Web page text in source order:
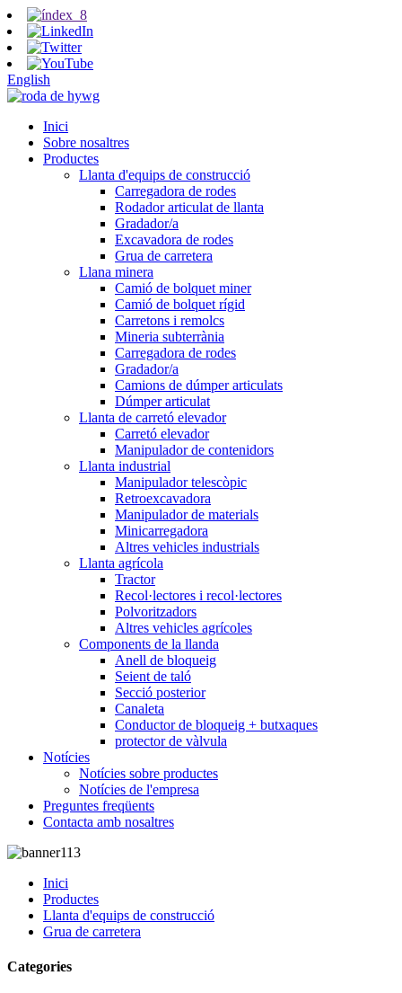
English
Inici
Sobre nosaltres
Productes
Llanta d'equips de construcció
Carregadora de rodes
Rodador articulat de llanta
Gradador/a
Excavadora de rodes
Grua de carretera
Llana minera
Camió de bolquet miner
Camió de bolquet rígid
Carretons i remolcs
Mineria subterrània
Carregadora de rodes
Gradador/a
Camions de dúmper articulats
Dúmper articulat
Llanta de carretó elevador
Carretó elevador
Manipulador de contenidors
Llanta industrial
Manipulador telescòpic
Retroexcavadora
Manipulador de materials
Minicarregadora
Altres vehicles industrials
Llanta agrícola
Tractor
Recol·lectores i recol·lectores
Polvoritzadors
Altres vehicles agrícoles
Components de la llanda
Anell de bloqueig
Seient de taló
Secció posterior
Canaleta
Conductor de bloqueig + butxaques
protector de vàlvula
Notícies
Notícies sobre productes
Notícies de l'empresa
Preguntes freqüents
Contacta amb nosaltres
Inici
Productes
Llanta d'equips de construcció
Grua de carretera
Categories